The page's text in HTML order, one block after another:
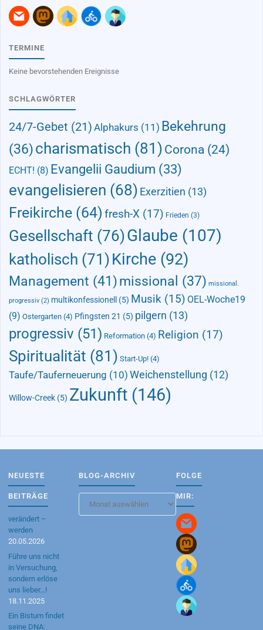
TERMINE
Keine bevorstehenden Ereignisse
SCHLAGWÖRTER
24/7-Gebet (21) Alphakurs (11) Bekehrung
(36)charismatisch (81) Corona (24)
ECHT! (8) Evangelii Gaudium (33)
evangelisieren (68) Exerzitien (13)
Freikirche (64) fresh-X (17) Frieden (3)
Gesellschaft (76)Glaube (107)
katholisch (71) Kirche (92)
Management (41)missional (37) missional.
progressiv (2) multikonfessionell (5) Musik (15) OEL-Woche19
(9) Ostergarten (4) Pfingsten 21 (5) pilgern (13)
progressiv (51) Reformation (4) Religion (17)
Spiritualität (81) Start-Up! (4)
Taufe/Tauferneuerung (10) Weichenstellung (12)
Willow-Creek (5) Zukunft (146)
NEUESTE
BEITRÄGE
verändert –
werden
20.05.2026
Führe uns nicht
in Versuchung,
sondern erlöse
uns lieber…!
18.11.2025
Ein Bistum findet
seine DNA:
BLOG-ARCHIV
Archiv
FOLGE
MIR: